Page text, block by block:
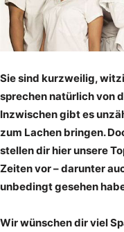
Sie sind kurzweilig,
sprechen natürlich von
Inzwischen gibt es
zum Lachen bringen.
stellen dir hier unsere
Zeiten vor – darunter
unbedingt gesehen
Wir wünschen dir viel